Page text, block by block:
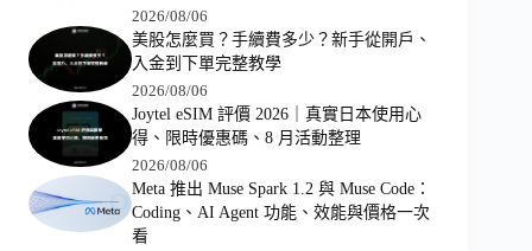
2026/08/06
美股怎麼買？手續費多少？新手從開戶、
入金到下單完整教學
2026/08/06
Joytel eSIM 評價 2026｜真實日本使用心
得、限時優惠碼、8 月活動整理
2026/08/06
Meta 推出 Muse Spark 1.2 與 Muse Code：
Coding、AI Agent 功能、效能與價格一次
看